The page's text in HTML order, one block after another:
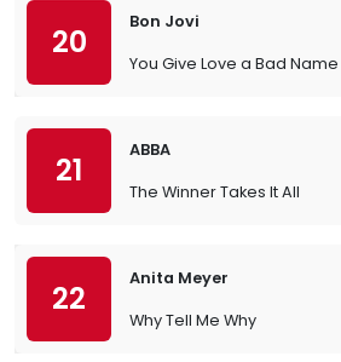
20
Bon Jovi
You Give Love a Bad Name
21
ABBA
The Winner Takes It All
22
Anita Meyer
Why Tell Me Why